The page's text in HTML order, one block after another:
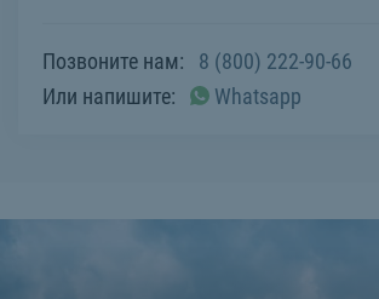
Позвоните нам:
8 (800) 222-90-66
Или напишите:
Whatsapp